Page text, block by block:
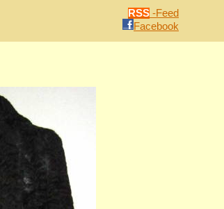
RSS -Feed
Facebook